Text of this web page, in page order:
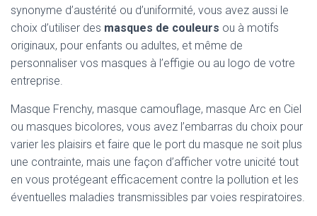
synonyme d’austérité ou d’uniformité, vous avez aussi le
choix d’utiliser des masques de couleurs ou à motifs
originaux, pour enfants ou adultes, et même de
personnaliser vos masques à l’effigie ou au logo de votre
entreprise.
Masque Frenchy, masque camouflage, masque Arc en Ciel
ou masques bicolores, vous avez l’embarras du choix pour
varier les plaisirs et faire que le port du masque ne soit plus
une contrainte, mais une façon d’afficher votre unicité tout
en vous protégeant efficacement contre la pollution et les
éventuelles maladies transmissibles par voies respiratoires.